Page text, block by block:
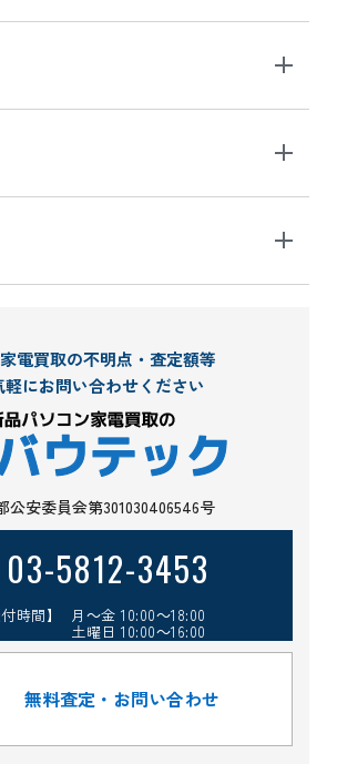
電買取の不明点・査定額等
軽にお問い合わせください
公安委員会第301030406546号
03-5812-3453
付時間】 月～金 10:00～18:00
土曜日 10:00～16:00
無料査定・お問い合わせ